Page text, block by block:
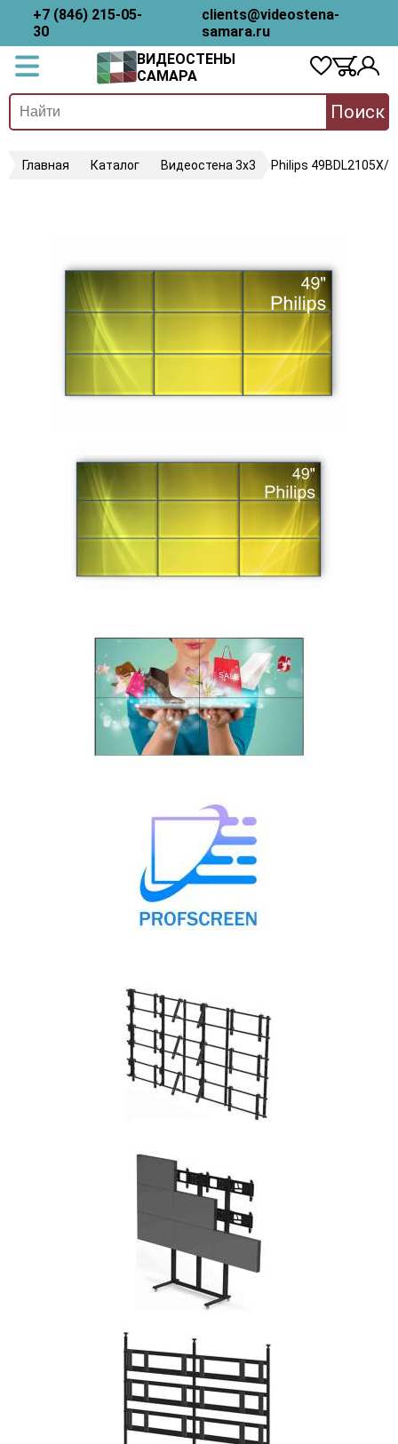
+7 (846) 215-05-
30
clients@videostena-
samara.ru
ВИДЕОСТЕНЫ
САМАРА
Поиск
Главная Каталог Видеостена 3х3 Philips 49BDL2105X/